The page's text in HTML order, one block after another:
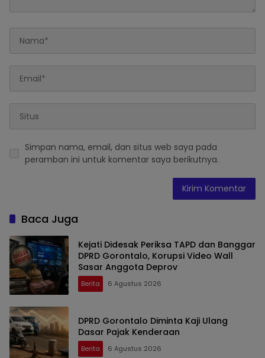
Simpan nama, email, dan situs web saya pada
peramban ini untuk komentar saya berikutnya.
Baca Juga
Kejati Didesak Periksa TAPD dan Banggar
DPRD Gorontalo, Korupsi Video Wall
Sasar Anggota Deprov
Berita 6 Agustus 2026
DPRD Gorontalo Diminta Kaji Ulang
Dasar Pajak Kenderaan
Berita 6 Agustus 2026